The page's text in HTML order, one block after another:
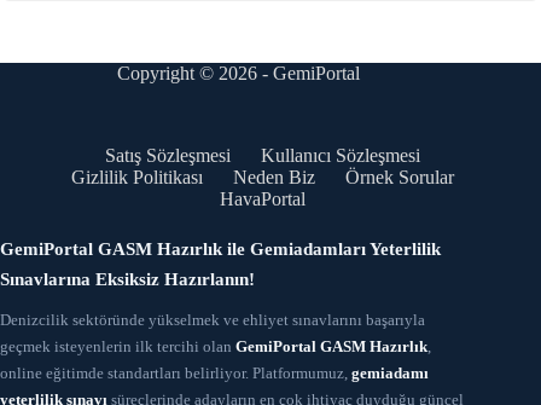
Copyright © 2026 - GemiPortal
Satış Sözleşmesi
Kullanıcı Sözleşmesi
Gizlilik Politikası
Neden Biz
Örnek Sorular
HavaPortal
GemiPortal GASM Hazırlık ile Gemiadamları Yeterlilik
Sınavlarına Eksiksiz Hazırlanın!
Denizcilik sektöründe yükselmek ve ehliyet sınavlarını başarıyla
geçmek isteyenlerin ilk tercihi olan GemiPortal GASM Hazırlık
online eğitimde standartları belirliyor. Platformumuz, gemiadamı
yeterlilik sınavı süreçlerinde adayların en çok ihtiyaç duyduğu güncel